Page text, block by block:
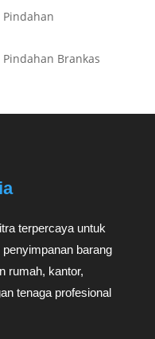
Pindahan
Pindahan Brankas
terpercaya untuk
barang
rumah, kantor,
tenaga profesional